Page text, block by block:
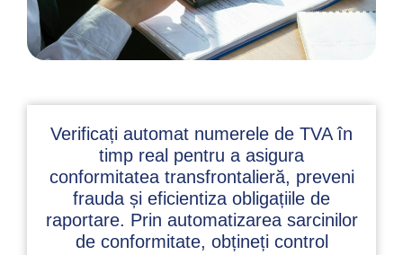
Verificați automat numerele de TVA în
timp real pentru a asigura
conformitatea transfrontalieră, preveni
frauda și eficientiza obligațiile de
raportare. Prin automatizarea sarcinilor
de conformitate, obțineți control